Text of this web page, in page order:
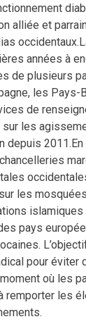
alliée et
années à
de plusieurs
les Pays-
de
sur les
depuis
les
pays
pour éviter
où les
remporter les